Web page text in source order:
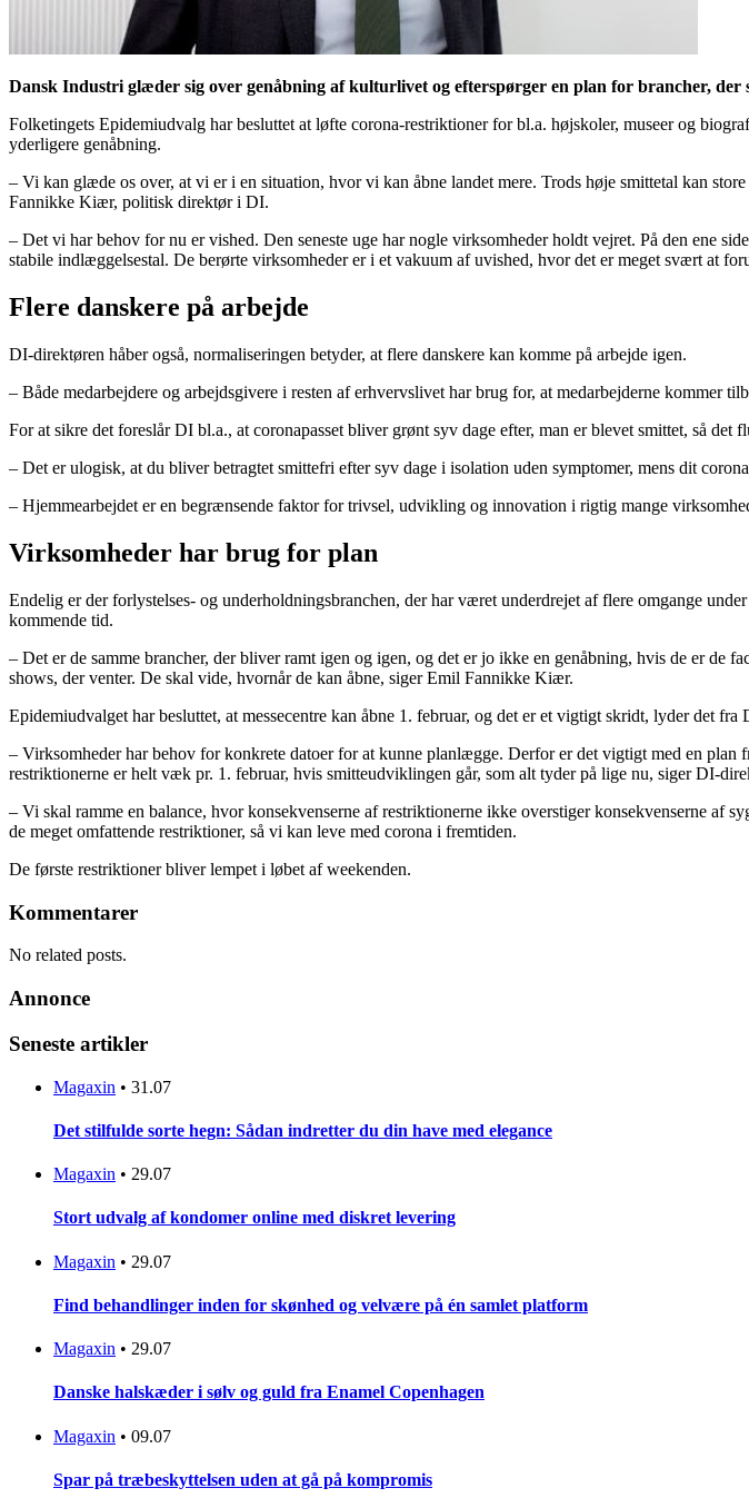
Dansk Industri glæder sig over genåbning af kulturlivet og efterspørger en plan for brancher, der
Folketingets Epidemiudvalg har besluttet at løfte corona-restriktioner for bl.a. højskoler, museer og
yderligere genåbning.
– Vi kan glæde os over, at vi er i en situation, hvor vi kan åbne landet mere. Trods høje smittetal kan
Fannikke Kiær, politisk direktør i DI.
– Det vi har behov for nu er vished. Den seneste uge har nogle virksomheder holdt vejret. På den ene
stabile indlæggelsestal. De berørte virksomheder er i et vakuum af uvished, hvor det er meget svært at
Flere danskere på arbejde
DI-direktøren håber også, normaliseringen betyder, at flere danskere kan komme på arbejde igen.
– Både medarbejdere og arbejdsgivere i resten af erhvervslivet har brug for, at medarbejderne kommer
For at sikre det foreslår DI bl.a., at coronapasset bliver grønt syv dage efter, man er blevet smittet, så det
– Det er ulogisk, at du bliver betragtet smittefri efter syv dage i isolation uden symptomer, mens dit
– Hjemmearbejdet er en begrænsende faktor for trivsel, udvikling og innovation i rigtig mange
Virksomheder har brug for plan
Endelig er der forlystelses- og underholdningsbranchen, der har været underdrejet af flere omgange
kommende tid.
– Det er de samme brancher, der bliver ramt igen og igen, og det er jo ikke en genåbning, hvis de er
shows, der venter. De skal vide, hvornår de kan åbne, siger Emil Fannikke Kiær.
Epidemiudvalget har besluttet, at messecentre kan åbne 1. februar, og det er et vigtigt skridt, lyder det fra
– Virksomheder har behov for konkrete datoer for at kunne planlægge. Derfor er det vigtigt med en plan
restriktionerne er helt væk pr. 1. februar, hvis smitteudviklingen går, som alt tyder på lige nu, siger DI-
– Vi skal ramme en balance, hvor konsekvenserne af restriktionerne ikke overstiger konsekvenserne af
de meget omfattende restriktioner, så vi kan leve med corona i fremtiden.
De første restriktioner bliver lempet i løbet af weekenden.
Kommentarer
No related posts.
Annonce
Seneste artikler
Magaxin • 31.07
Det stilfulde sorte hegn: Sådan indretter du din have med elegance
Magaxin • 29.07
Stort udvalg af kondomer online med diskret levering
Magaxin • 29.07
Find behandlinger inden for skønhed og velvære på én samlet platform
Magaxin • 29.07
Danske halskæder i sølv og guld fra Enamel Copenhagen
Magaxin • 09.07
Spar på træbeskyttelsen uden at gå på kompromis